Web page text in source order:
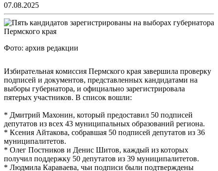
07.08.2025
Фото: архив редакции
Избирательная комиссия Пермского края завершила проверку
подписей и документов, представленных кандидатами на
выборы губернатора, и официально зарегистрировала
пятерых участников. В список вошли:
* Дмитрий Махонин, который предоставил 50 подписей
депутатов из всех 43 муниципальных образований региона.
* Ксения Айтакова, собравшая 50 подписей депутатов из 36
муниципалитетов.
* Олег Постников и Денис Шитов, каждый из которых
получил поддержку 50 депутатов из 39 муниципалитетов.
* Людмила Караваева, чьи подписи были подтверждены